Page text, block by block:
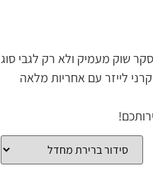
שוק מעמיק ולא רק לגבי סוג
לייזר עם אחריות מלאה